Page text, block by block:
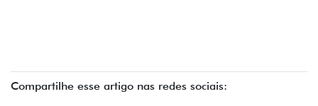
Compartilhe esse artigo nas redes sociais: